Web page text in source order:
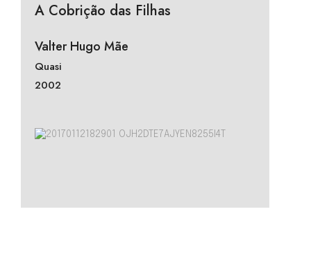
A Cobrição das Filhas
Valter Hugo Mãe
Quasi
2002